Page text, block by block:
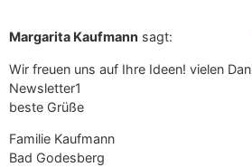
Margarita Kaufmann sagt:
Wir freuen uns auf Ihre Ideen! vielen
Newsletter1
beste Grüße
Familie Kaufmann
Bad Godesberg